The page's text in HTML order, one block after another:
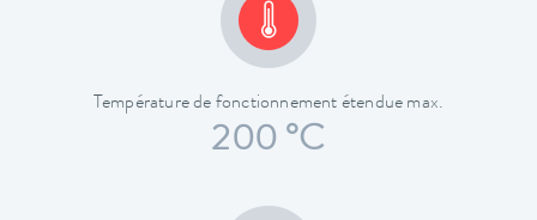
Température de fonctionnement étendue max.
200 °C